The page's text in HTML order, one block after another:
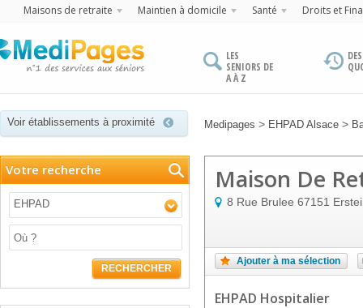
Maisons de retraite Maintien à domicile Santé Droits et
LES
SENIORS DE
A À Z
Voir établissements à proximité Medipages > EHPAD Alsace >
Votre recherche
EHPAD
RECHERCHER
Maison De
8 Rue Brulee 67151
Ajouter à ma sélection
EHPAD Hospitalier